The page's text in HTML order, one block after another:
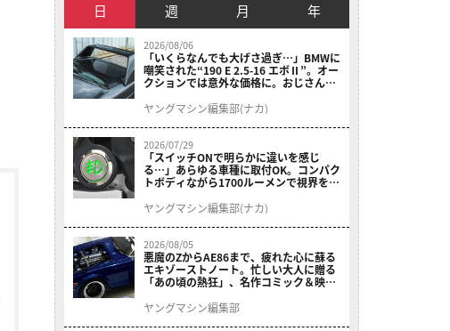
日 週 月 年
2026/08/06
「いくらなんでも大げさ過ぎ…」BMWに
嘲笑された“190 E 2.5-16 エボⅡ”。オー
クションでは意外な価格に。おじさん達
ヤングマシン編集部(ナカ)
2026/07/29
「スイッチONで明らかに違いを感じ
る…」あらゆる車種に取付OK。コンパク
トボディながら1700ルーメンで視界を確
ニット プレシャスレイ スモール］
ヤングマシン編集部(ナカ)
2026/08/05
悪魔のZからAE86まで、疲れた心に蘇る
エキゾーストノート。忙しい大人に贈る
「あの頃の熱狂」、名作コミック＆映画
結！
ヤングマシン編集部